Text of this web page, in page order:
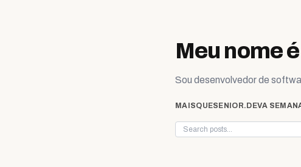
Meu nome
Sou desenvolvedor de
MAISQUESENIOR.DEVA